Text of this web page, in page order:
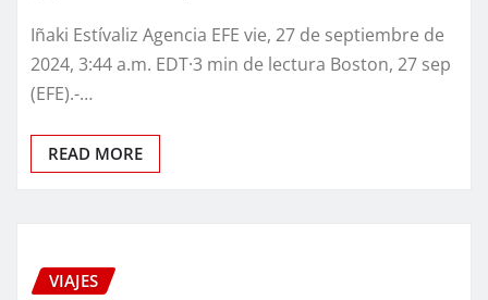
Iñaki Estívaliz Agencia EFE vie, 27 de septiembre de
2024, 3:44 a.m. EDT·3 min de lectura Boston, 27 sep
(EFE).-…
READ MORE
VIAJES